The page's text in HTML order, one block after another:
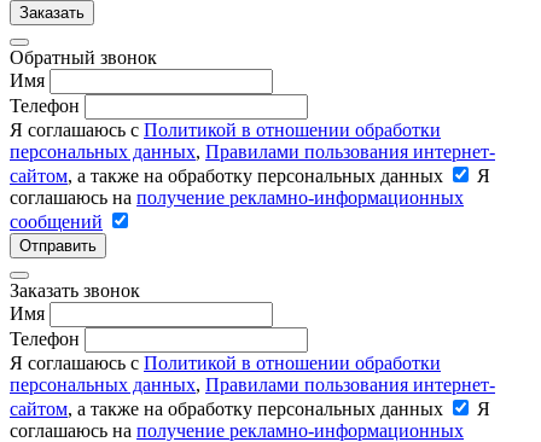
Заказать
Обратный звонок
Имя
Телефон
Я соглашаюсь с Политикой в отношении обработки
персональных данных, Правилами пользования интернет-
сайтом, а также на обработку персональных данных
Я
соглашаюсь на получение рекламно-информационных
сообщений
Отправить
Заказать звонок
Имя
Телефон
Я соглашаюсь с Политикой в отношении обработки
персональных данных, Правилами пользования интернет-
сайтом, а также на обработку персональных данных
Я
соглашаюсь на получение рекламно-информационных